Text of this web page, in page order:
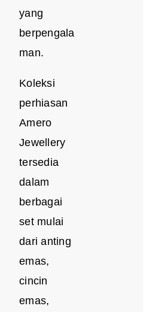
yang
berpengala
man.
Koleksi
perhiasan
Amero
Jewellery
tersedia
dalam
berbagai
set mulai
dari anting
emas,
cincin
emas,